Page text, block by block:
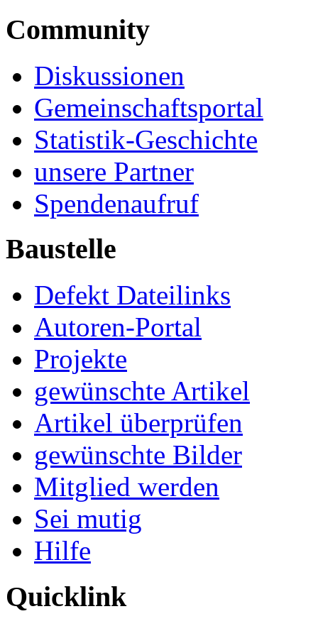
Community
Diskussionen
Gemeinschaftsportal
Statistik-Geschichte
unsere Partner
Spendenaufruf
Baustelle
Defekt Dateilinks
Autoren-Portal
Projekte
gewünschte Artikel
Artikel überprüfen
gewünschte Bilder
Mitglied werden
Sei mutig
Hilfe
Quicklink